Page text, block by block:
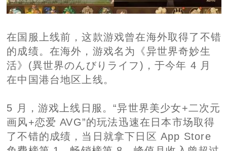
在国服上线前，这款游戏曾在海外取得了不错
的成绩。在海外，游戏名为《异世界奇妙生
活》(異世界のんびりライフ)，于今年 4 月
在中国港台地区上线。
5 月，游戏上线日服。“异世界美少女+二次元
画风+恋爱 AVG”的玩法迅速在日本市场取得
了不错的成绩，当日就拿下日区 App Store